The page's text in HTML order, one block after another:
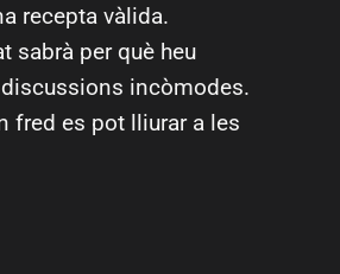
recepta vàlida.
sabrà per què heu
incòmodes.
fred es pot lliurar a les